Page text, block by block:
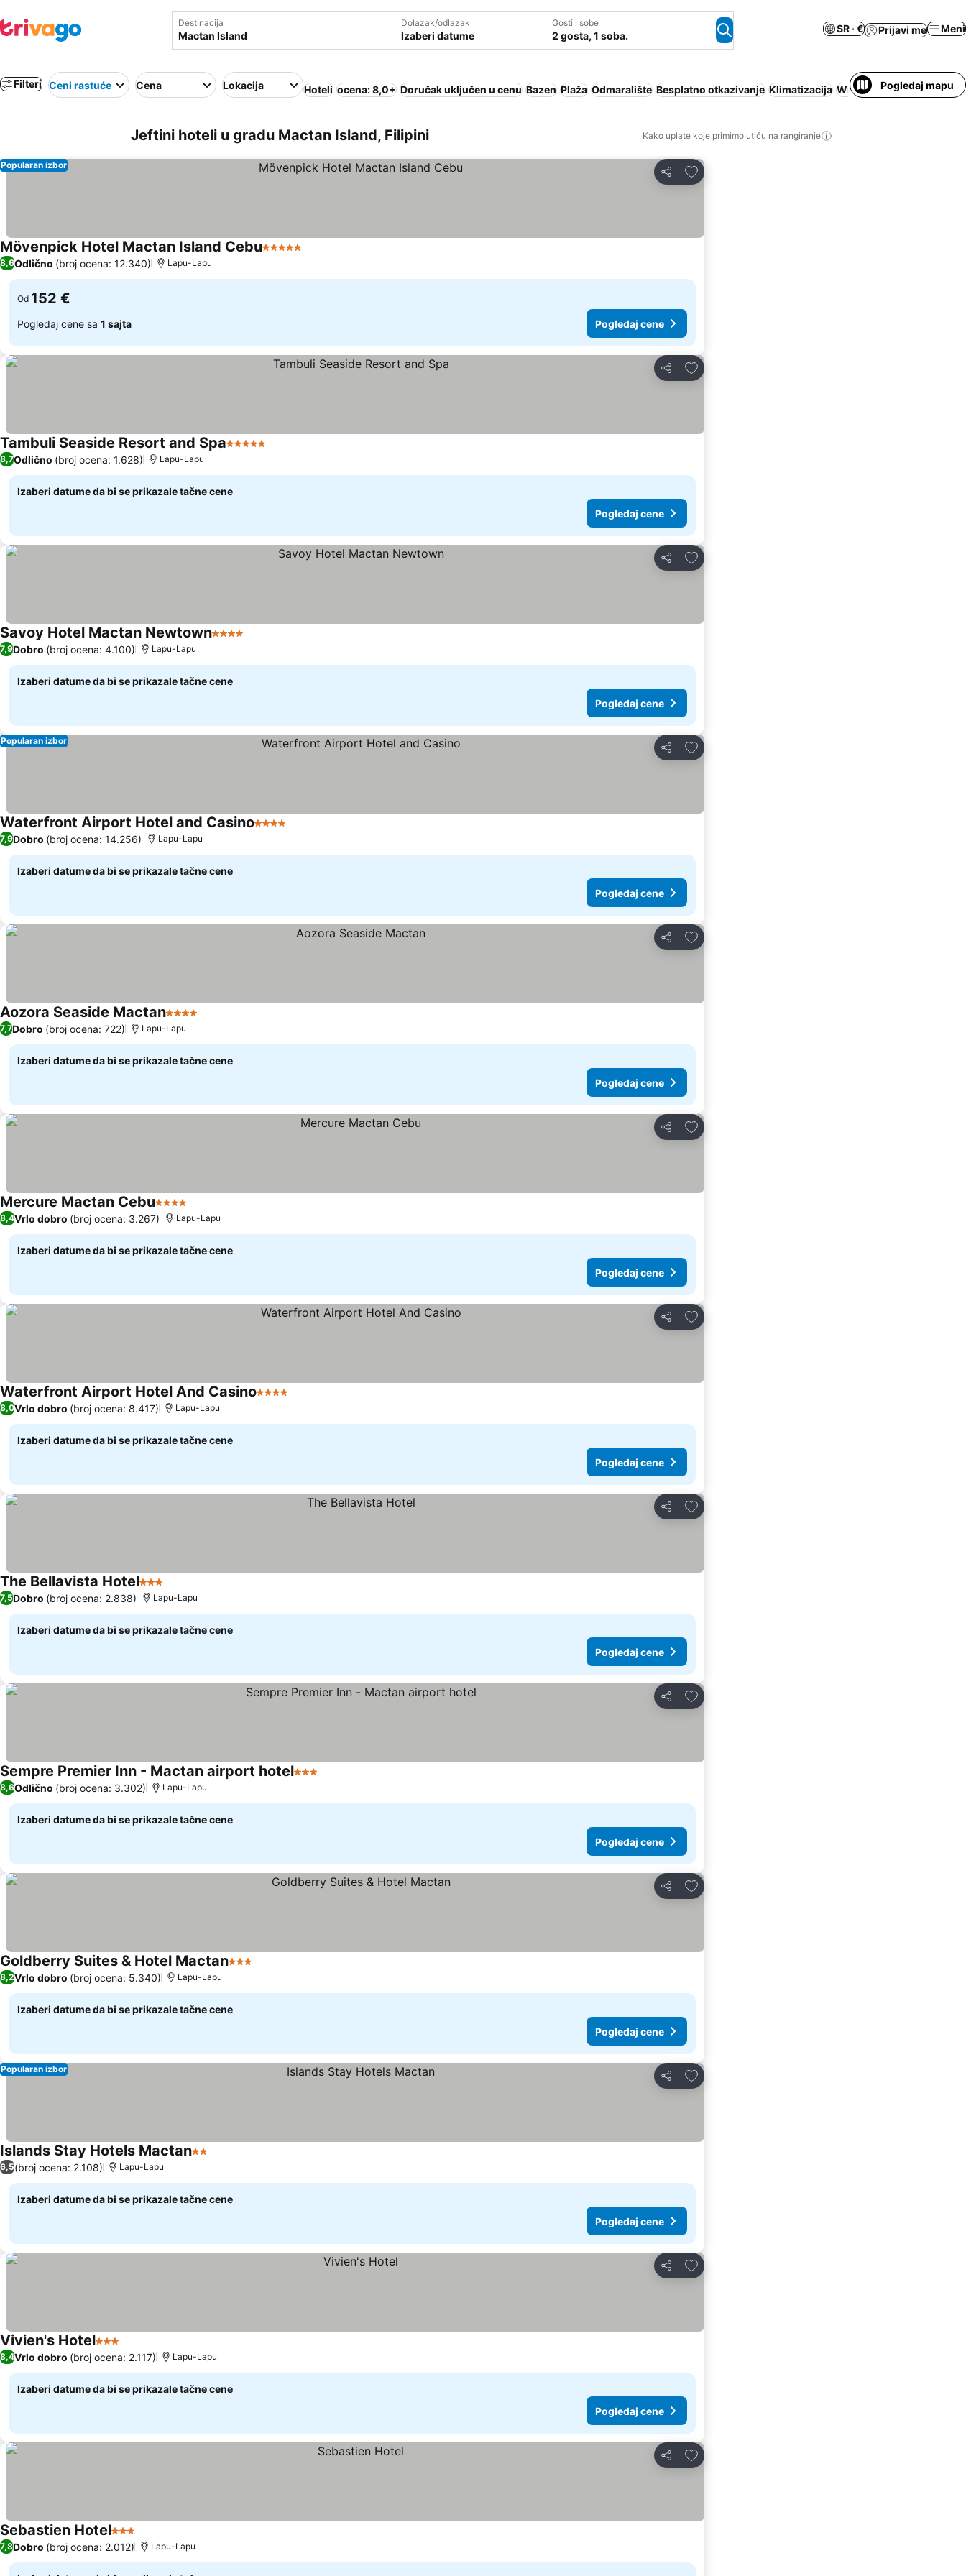
Destinacija Dolazak/odlazak
Izaberi datume
Gosti i sobe
2 gosta, 1 soba.
SR · € Prijavi me Meni
Filteri Ceni rastuće Cena Lokacija Hoteli ocena: 8,0+ Doručak uključen u cenu Bazen Plaža Odmaralište Besplatno otkazivanje Klimatizacija Wi-Fi Apart hotel
Pogledaj mapu
Jeftini hoteli u gradu Mactan Island, Filipini Kako uplate koje primimo utiču na rangiranje
Deli
Dodati u favorite
Popularan izbor
Mövenpick Hotel Mactan Island Cebu5 Zvezdice
8,6Odlično (broj ocena: 12.340) Lapu-Lapu
Od 152 €
Pogledaj cene sa 1 sajta Pogledaj cene
Deli
Dodati u favorite
Tambuli Seaside Resort and Spa5 Zvezdice
8,7Odlično (broj ocena: 1.628) Lapu-Lapu
Izaberi datume da bi se prikazale tačne cene
Pogledaj cene
Deli
Dodati u favorite
Savoy Hotel Mactan Newtown4 Zvezdice
7,9Dobro (broj ocena: 4.100) Lapu-Lapu
Izaberi datume da bi se prikazale tačne cene
Pogledaj cene
Deli
Dodati u favorite
Popularan izbor
Waterfront Airport Hotel and Casino4 Zvezdice
7,9Dobro (broj ocena: 14.256) Lapu-Lapu
Izaberi datume da bi se prikazale tačne cene
Pogledaj cene
Deli
Dodati u favorite
Aozora Seaside Mactan4 Zvezdice
7,7Dobro (broj ocena: 722) Lapu-Lapu
Izaberi datume da bi se prikazale tačne cene
Pogledaj cene
Deli
Dodati u favorite
Mercure Mactan Cebu4 Zvezdice
8,4Vrlo dobro (broj ocena: 3.267) Lapu-Lapu
Izaberi datume da bi se prikazale tačne cene
Pogledaj cene
Deli
Dodati u favorite
Waterfront Airport Hotel And Casino4 Zvezdice
8,0Vrlo dobro (broj ocena: 8.417) Lapu-Lapu
Izaberi datume da bi se prikazale tačne cene
Pogledaj cene
Deli
Dodati u favorite
The Bellavista Hotel3 Zvezdice
7,5Dobro (broj ocena: 2.838) Lapu-Lapu
Izaberi datume da bi se prikazale tačne cene
Pogledaj cene
Deli
Dodati u favorite
Sempre Premier Inn - Mactan airport hotel3 Zvezdice
8,6Odlično (broj ocena: 3.302) Lapu-Lapu
Izaberi datume da bi se prikazale tačne cene
Pogledaj cene
Deli
Dodati u favorite
Goldberry Suites & Hotel Mactan3 Zvezdice
8,2Vrlo dobro (broj ocena: 5.340) Lapu-Lapu
Izaberi datume da bi se prikazale tačne cene
Pogledaj cene
Deli
Dodati u favorite
Popularan izbor
Islands Stay Hotels Mactan2 Zvezdice
6,5(broj ocena: 2.108) Lapu-Lapu
Izaberi datume da bi se prikazale tačne cene
Pogledaj cene
Deli
Dodati u favorite
Vivien's Hotel3 Zvezdice
8,4Vrlo dobro (broj ocena: 2.117) Lapu-Lapu
Izaberi datume da bi se prikazale tačne cene
Pogledaj cene
Deli
Dodati u favorite
Sebastien Hotel3 Zvezdice
7,8Dobro (broj ocena: 2.012) Lapu-Lapu